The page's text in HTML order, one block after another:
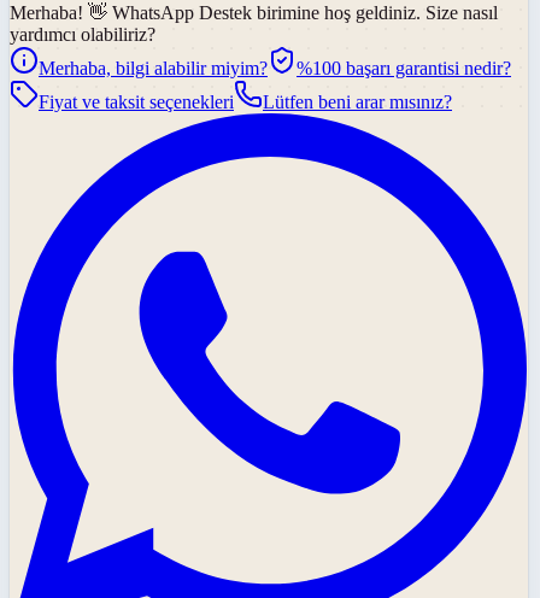
Merhaba! 👋 WhatsApp Destek birimine hoş geldiniz. Size nasıl
yardımcı olabiliriz?
Merhaba, bilgi alabilir miyim?
%100 başarı garantisi nedir?
Fiyat ve taksit seçenekleri
Lütfen beni arar mısınız?